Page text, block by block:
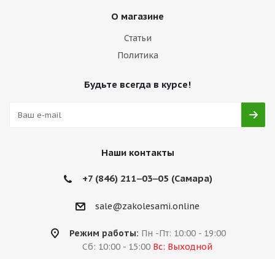
О магазине
Статьи
Политика
Будьте всегда в курсе!
Наши контакты
+7 (846) 211‒03‒05 (Самара)
sale@zakolesami.online
Режим работы: Пн -Пт: 10:00 - 19:00
Сб: 10:00 - 15:00 Вс: Выходной